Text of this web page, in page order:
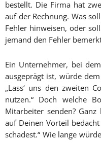
bestellt. Die Firma hat
auf der Rechnung. Was
Fehler hinweisen, oder
jemand den Fehler
Ein Unternehmer, bei
ausgeprägt ist, würde
„Lass‘ uns den zweiten
nutzen.“ Doch welche
Mitarbeiter senden?
auf Deinen Vorteil
schadest.“ Wie lange